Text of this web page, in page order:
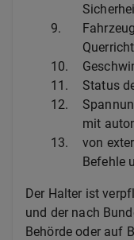
9.
10.
11.
Status
12.
mit
13.
von
Befehle
Der Halter ist
und der nach
Behörde oder auf